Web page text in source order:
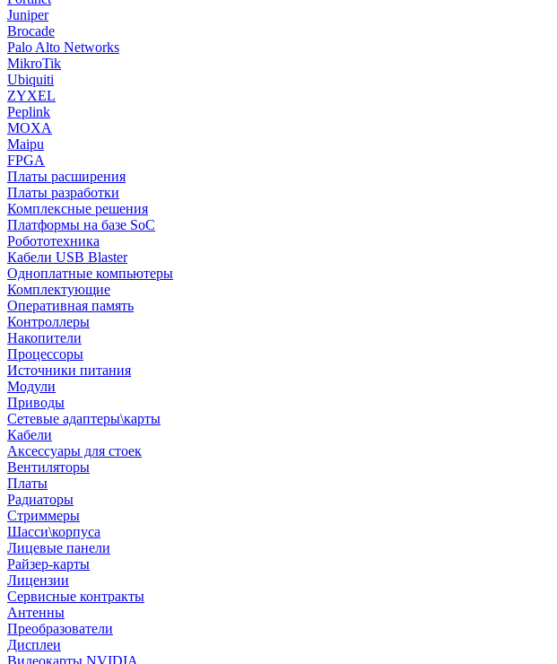
Juniper
Brocade
Palo Alto Networks
MikroTik
Ubiquiti
ZYXEL
Peplink
MOXA
Maipu
FPGA
Платы расширения
Платы разработки
Комплексные решения
Платформы на базе SoC
Робототехника
Кабели USB Blaster
Одноплатные компьютеры
Комплектующие
Оперативная память
Контроллеры
Накопители
Процессоры
Источники питания
Модули
Приводы
Сетевые адаптеры\карты
Кабели
Аксессуары для стоек
Вентиляторы
Платы
Радиаторы
Стриммеры
Шасси\корпуса
Лицевые панели
Райзер-карты
Лицензии
Сервисные контракты
Антенны
Преобразователи
Дисплеи
Видеокарты NVIDIA